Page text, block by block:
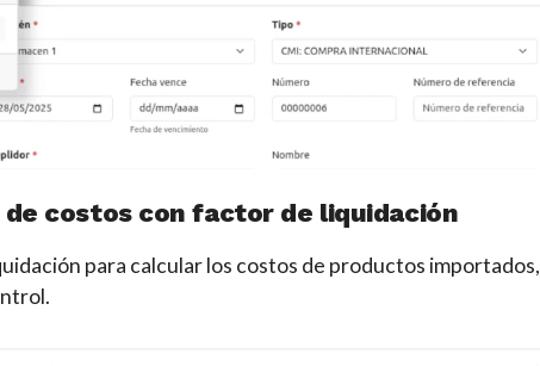
costos con factor de liquidación
para calcular los costos de productos importados,